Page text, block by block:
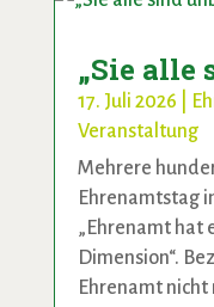
„Sie alle
17. Juli 2026
Veranstaltung
Mehrere
Ehrenamtstag
„Ehrenamt hat
Dimension“.
Ehrenamt